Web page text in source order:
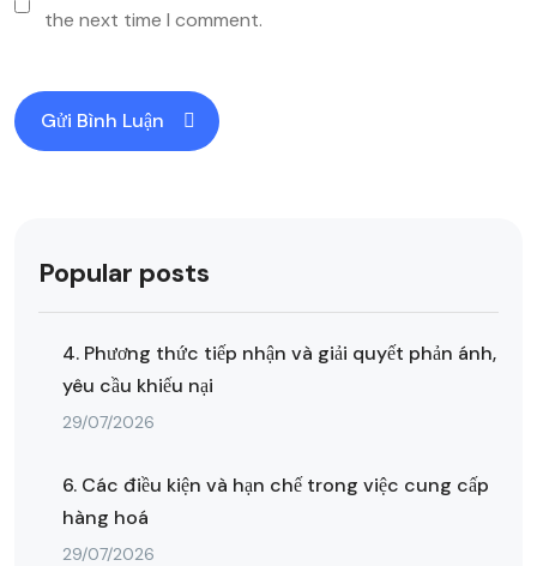
the next time I comment.
Popular posts
4. Phương thức tiếp nhận và giải quyết phản ánh,
yêu cầu khiếu nại
29/07/2026
6. Các điều kiện và hạn chế trong việc cung cấp
hàng hoá
29/07/2026